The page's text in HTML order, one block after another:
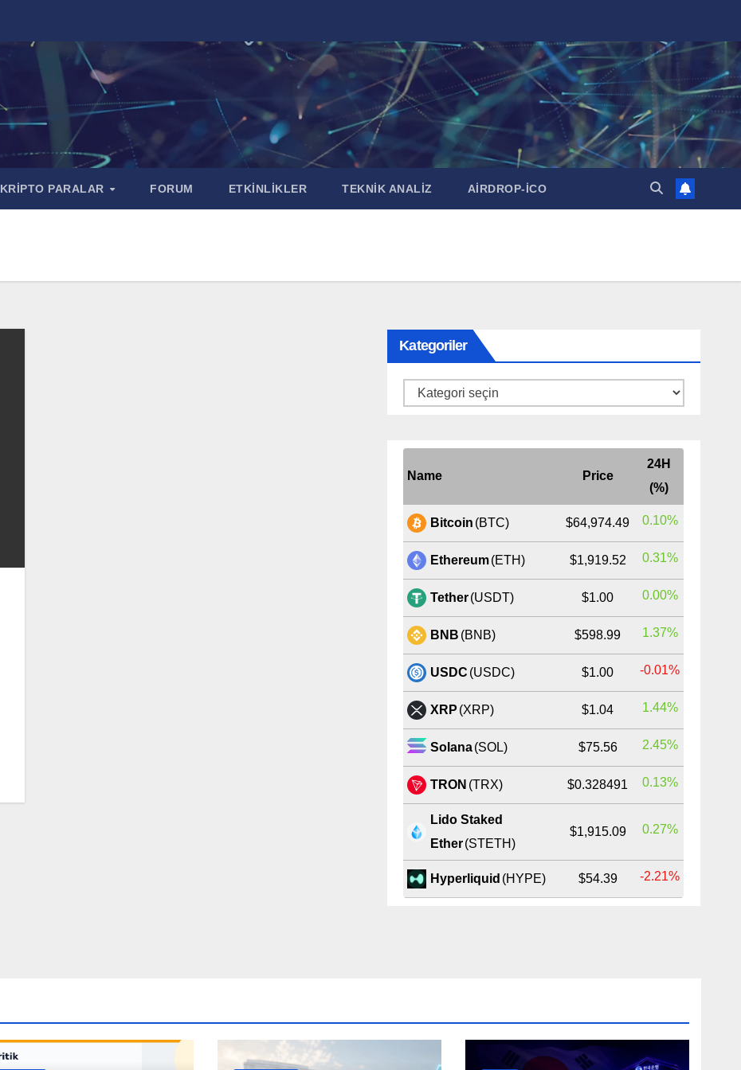
KRİPTO PARALAR FORUM ETKİNLİKLER TEKNİK ANALİZ AİRDROP-İCO
Kategoriler
Kategoriler
Name Price
24H
(%)
Bitcoin (BTC) $64,974.49 0.10%
Ethereum(ETH) $1,919.52 0.31%
Tether(USDT) $1.00 0.00%
BNB (BNB) $598.99 1.37%
USDC (USDC) $1.00 -0.01%
XRP (XRP) $1.04 1.44%
Solana(SOL) $75.56 2.45%
TRON (TRX) $0.328491 0.13%
Lido Staked
Ether(STETH)
$1,915.09 0.27%
Hyperliquid (HYPE) $54.39 -2.21%